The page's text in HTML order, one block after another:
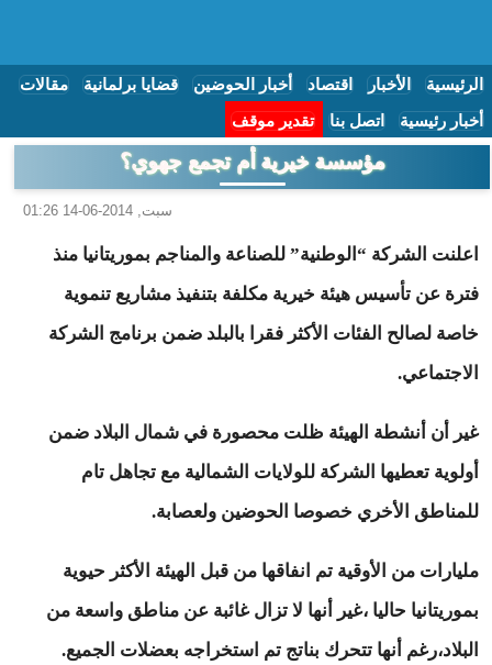
الرئيسية الأخبار اقتصاد أخبار الحوضين قضايا برلمانية مقالات
أخبار رئيسية اتصل بنا تقدير موقف
مؤسسة خيرية أم تجمع جهوي؟
سبت, 2014-06-14 01:26
اعلنت الشركة “الوطنية” للصناعة والمناجم بموريتانيا منذ
فترة عن تأسيس هيئة خيرية مكلفة بتنفيذ مشاريع تنموية
خاصة لصالح الفئات الأكثر فقرا بالبلد ضمن برنامج الشركة
الاجتماعي.
غير أن أنشطة الهيئة ظلت محصورة في شمال البلاد ضمن
أولوية تعطيها الشركة للولايات الشمالية مع تجاهل تام
للمناطق الأخري خصوصا الحوضين ولعصابة.
مليارات من الأوقية تم انفاقها من قبل الهيئة الأكثر حيوية
بموريتانيا حاليا ،غير أنها لا تزال غائبة عن مناطق واسعة من
البلاد،رغم أنها تتحرك بناتج تم استخراجه بعضلات الجميع.